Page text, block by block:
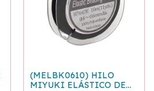
(MELBK0610) HILO
MIYUKI ELÁSTICO DE